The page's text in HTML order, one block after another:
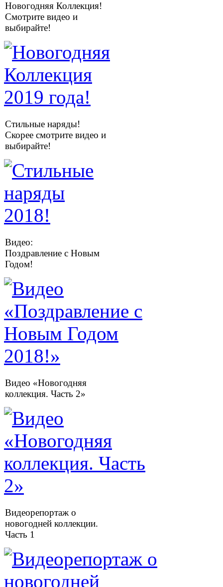
Новогодняя Коллекция!
Смотрите видео и
выбирайте!
Стильные наряды!
Скорее смотрите видео и
выбирайте!
Видео:
Поздравление с Новым
Годом!
Видео «Новогодняя
коллекция. Часть 2»
Видеорепортаж о
новогодней коллекции.
Часть 1